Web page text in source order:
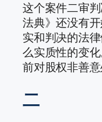
这个案件二审
法典》还没有
实和判决的法
么实质性的变
前对股权非善意
二